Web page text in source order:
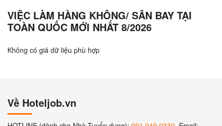
VIỆC LÀM HÀNG KHÔNG/ SÂN BAY TẠI
TOÀN QUỐC MỚI NHẤT 8/2026
Không có giá dữ liệu phù hợp
Về Hoteljob.vn